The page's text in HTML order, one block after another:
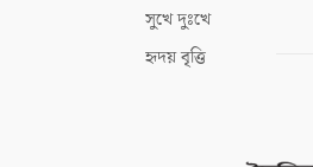
সুখে দুঃখে
হৃদয় বৃত্তি